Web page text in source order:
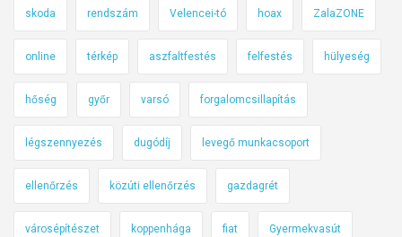
ö
s
z
e
g
l
skoda rendszám Velencei-tó hoax ZalaZONE
online térkép aszfaltfestés felfestés hülyeség
hőség győr varsó forgalomcsillapítás
légszennyezés dugódíj levegő munkacsoport
ellenőrzés közúti ellenőrzés gazdagrét
városépítészet koppenhága fiat Gyermekvasút